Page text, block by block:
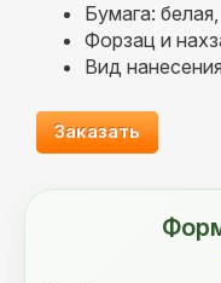
Бумага:
Форзац и
Вид
Заказать